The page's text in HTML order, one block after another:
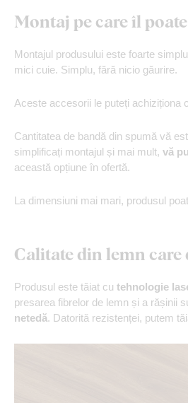
Montaj pe care îl
Montajul produsului este foarte
mici cuie. Simplu, fără nicio găurire.
Aceste accesorii le puteți achiziționa
Cantitatea de bandă din spumă vă
simplificați montajul și mai mult, vă
această opțiune în ofertă.
La dimensiuni mai mari, produsul
Calitate din lemn care
Produsul este tăiat cu tehnologie
presarea fibrelor de lemn și a rășinii
netedă. Datorită rezistenței, putem